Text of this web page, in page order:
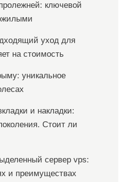
ключевой
уход для
на стоимость
уникальное
и накладки:
Стоит ли
сервер vps:
и преимуществах